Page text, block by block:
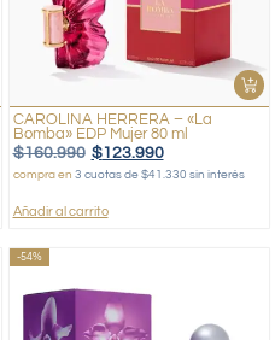
CAROLINA HERRERA – «La
Bomba» EDP Mujer 80 ml
$160.990 $123.990
compra en 3 cuotas de $41.330 sin interés
Añadir al carrito
-54%